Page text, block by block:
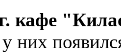
кафе
них